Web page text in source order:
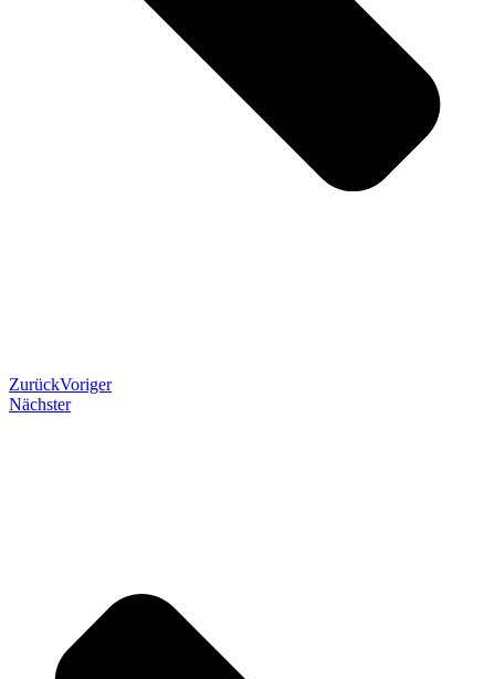
ZurückVoriger
Nächster